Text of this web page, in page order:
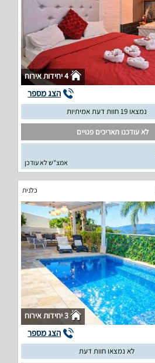
4 יחידות אירוח
הצג מספר
נמצאו 19 חוות דעת אמיתיות
לא עודכנו תאריכים פנויים
אמצ"ש לא עודכן
כלנית
3 יחידות אירוח
הצג מספר
לא נמצאו חוות דעת